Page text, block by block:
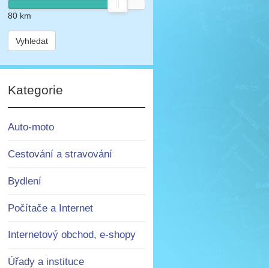
80km
Vyhledat
Kategorie
Auto-moto
Cestování a stravování
Bydlení
Počítače a Internet
Internetový obchod, e-shopy
Úřady a instituce